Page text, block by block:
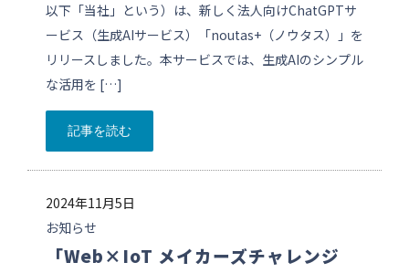
以下「当社」という）は、新しく法人向けChatGPTサ
ービス（生成AIサービス）「noutas+（ノウタス）」を
リリースしました。本サービスでは、生成AIのシンプル
な活用を […]
記事を読む
2024年11月5日
お知らせ
「Web×IoT メイカーズチャレンジ